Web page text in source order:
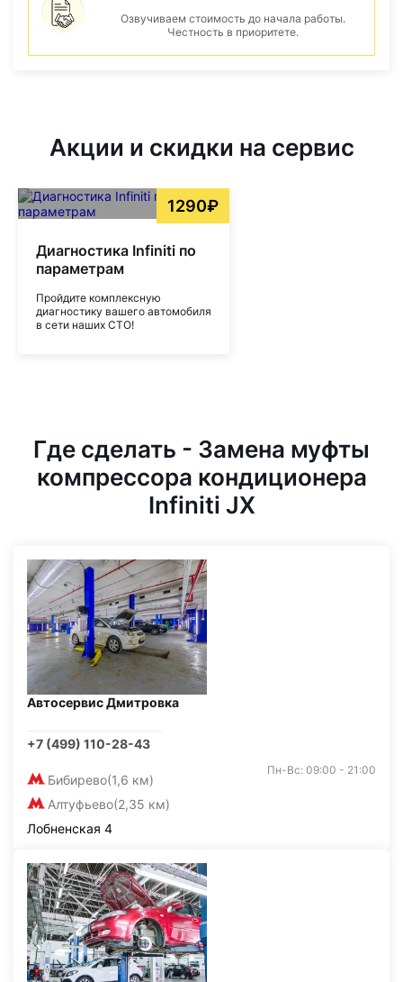
Озвучиваем стоимость до начала работы.
Честность в приоритете.
Акции и скидки на сервис
1290₽
Диагностика Infiniti по
параметрам
Пройдите комплексную
диагностику вашего автомобиля
в сети наших СТО!
Где сделать - Замена муфты
компрессора кондиционера
Infiniti JX
Автосервис Дмитровка
+7 (499) 110-28-43
Бибирево(1,6 км)
Алтуфьево(2,35 км)
Пн-Вс: 09:00 - 21:00
Лобненская 4